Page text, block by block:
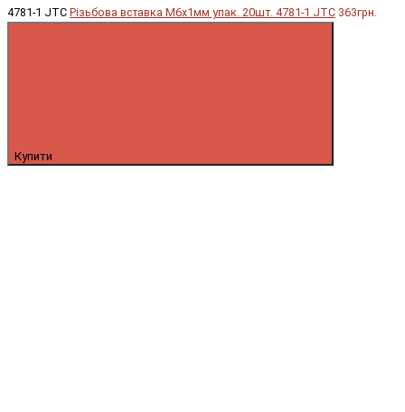
4781-1 JTC Різьбова вставка М6х1мм упак. 20шт. 4781-1 JTC 363грн.
Купити